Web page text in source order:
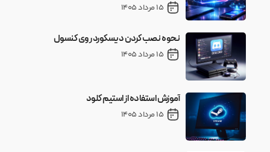
15 مرداد 1405
نحوه نصب کردن دیسکورد روی کنسول
15 مرداد 1405
آموزش استفاده از استیم کلود
15 مرداد 1405